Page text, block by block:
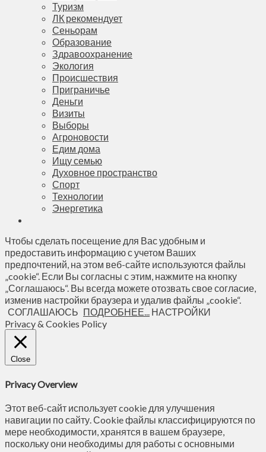
Туризм
ЛК рекомендует
Сеньорам
Образование
Здравоохранение
Экология
Происшествия
Приграничье
Деньги
Визиты
Выборы
Агроновости
Едим дома
Ищу семью
Духовное пространство
Спорт
Технологии
Энергетика
Чтобы сделать посещение для Вас удобным и
предоставить информацию с учетом Ваших
предпочтений, на этом веб-сайте используются файлы
„cookie“. Если Вы согласны с этим, нажмите на кнопку
„Соглашаюсь“. Вы всегда можете отозвать свое согласие,
изменив настройки браузера и удалив файлы „cookie“.
СОГЛАШАЮСЬ ПОДРОБНЕЕ... НАСТРОЙКИ
Privacy & Cookies Policy
Close
Privacy Overview
Этот веб-сайт использует cookie для улучшения
навигации по сайту. Сookie файлы классифицируются по
мере необходимости, хранятся в вашем браузере,
поскольку они необходимы для работы с основными